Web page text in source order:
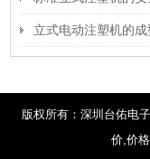
立式电动注塑机的
版权所有：深圳台佑电
价,价